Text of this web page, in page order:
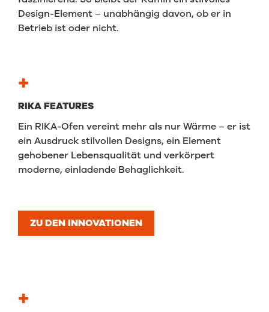
Design-Element – unabhängig davon, ob er in
Betrieb ist oder nicht.
+
RIKA FEATURES
Ein RIKA-Ofen vereint mehr als nur Wärme – er ist
ein Ausdruck stilvollen Designs, ein Element
gehobener Lebensqualität und verkörpert
moderne, einladende Behaglichkeit.
ZU DEN INNOVATIONEN
+